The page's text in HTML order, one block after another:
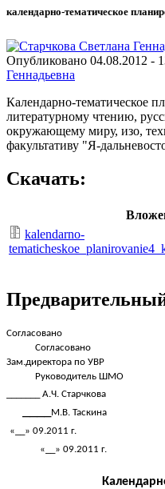
календарно-тематическое
Опубликовано 04.08.2012 -
Геннадьевна
Календарно-тематическое
литературному чтению,
окружающему миру, изо,
факультативу "Я-
Скачать:
kalendarno-
Согласовано
Руководитель ШМО
_______ А.Ч. Старчкова
М.В. Таскина
«__»
«__» 09.2011 г.
Календарно –